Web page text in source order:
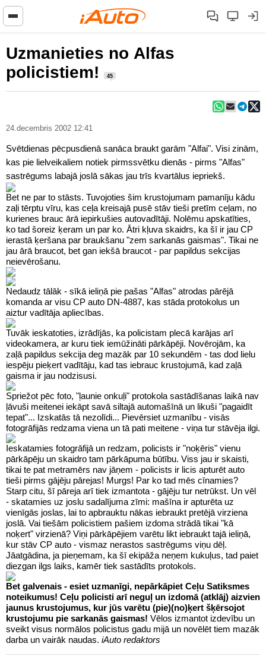
Uzmanieties no Alfas
policistiem!
45
24.decembris 2002 12:41
Svētdienas pēcpusdienā sanāca braukt garām "Alfai". Visi zinām,
kas pie lielveikaliem notiek pirmssvētku dienās - pirms "Alfas"
sastrēgums labajā joslā sākas jau trīs kvartālus iepriekš.
Bet ne par to stāsts. Tuvojoties šim krustojumam pamanīju kādu
zaļi tērptu vīru, kas ceļa kreisajā pusē stāv tieši pretīm ceļam, no
kurienes brauc ārā iepirkušies autovadītāji. Nolēmu apskatīties,
ko tad šoreiz ķeram un par ko. Ātri kļuva skaidrs, ka šī ir jau CP
ierastā ķeršana par braukšanu "zem sarkanās gaismas". Tikai ne
jau ārā braucot, bet gan iekšā braucot - par papildus sekcijas
neievērošanu.
Nedaudz tālāk - sīkā ieliņā pie pašas "Alfas" atrodas pārējā
komanda ar visu CP auto DN-4887, kas stāda protokolus un
aiztur vadītāja apliecības.
Tuvāk ieskatoties, izrādījās, ka policistam plecā karājas arī
videokamera, ar kuru tiek iemūžināti pārkāpēji. Novērojām, ka
zaļā papildus sekcija deg mazāk par 10 sekundēm - tas dod lielu
iespēju pieķert vadītāju, kad tas iebrauc krustojumā, kad zaļā
gaisma ir jau nodzisusi.
Spriežot pēc foto, "ļaunie onkuļi" protokola sastādīšanas laikā nav
ļāvuši meitenei iekāpt savā siltajā automašīnā un likuši "pagaidīt
tepat"... Izskatās tā nezolīdi... Pievērsiet uzmanību - visās
fotogrāfijās redzama viena un tā pati meitene - viņa tur stāvēja ilgi.
Ieskatamies fotogrāfijā un redzam, policists ir "noķēris" vienu
pārkāpēju un skaidro tam pārkāpuma būtību. Viss jau ir skaisti,
tikai te pat metramērs nav jāņem - policists ir licis apturēt auto
tieši pirms gājēju pārejas! Murgs! Par ko tad mēs cīnamies?
Starp citu, šī pāreja arī tiek izmantota - gājēju tur netrūkst. Un vēl
- skatamies uz joslu sadalījuma zīmi: mašīna ir apturēta uz
vienīgās joslas, lai to apbrauktu nākas iebraukt pretējā virziena
joslā. Vai tiešām policistiem pašiem izdoma strādā tikai "kā
noķert" virzienā? Viņi pārkāpējiem varētu likt iebraukt tajā ieliņā,
kur stāv CP auto - vismaz nerastos sastrēgums viņu dēļ.
Jāatgādina, ja pieņemam, ka šī ekipāža neņem kukuļus, tad paiet
diezgan ilgs laiks, kamēr tiek sastādīts protokols.
Bet galvenais - esiet uzmanīgi, nepārkāpiet Ceļu Satiksmes
noteikumus! Ceļu policisti arī neguļ un izdomā (atklāj) aizvien
jaunus krustojumus, kur jūs varētu (pie)(no)ķert šķērsojot
krustojumu pie sarkanās gaismas!
sveikt visus normālos policistus gadu mijā un novēlēt tiem mazāk
darba un vairāk naudas. iAuto redaktors